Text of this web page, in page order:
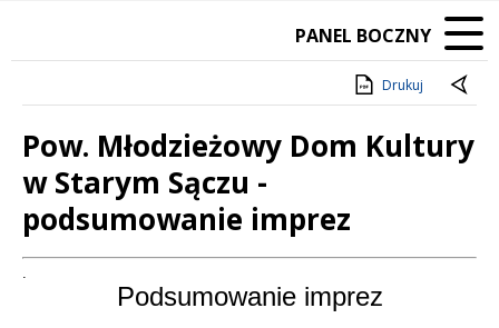
PANEL BOCZNY
Drukuj
Pow. Młodzieżowy Dom Kultury
w Starym Sączu -
podsumowanie imprez
Treść
Podsumowanie imprez